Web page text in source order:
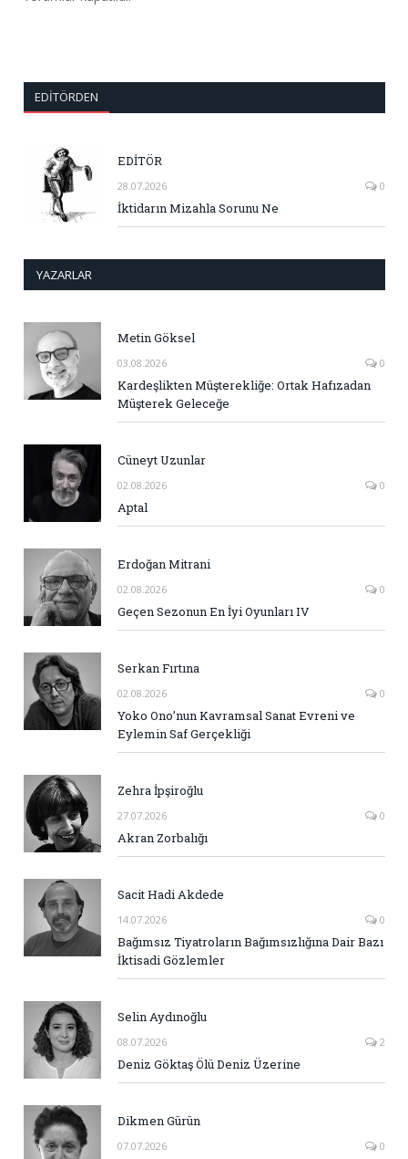
EDITÖRDEN
EDİTÖR
28.07.2026 0
İktidarın Mizahla Sorunu Ne
YAZARLAR
Metin Göksel
03.08.2026 0
Kardeşlikten Müşterekliğe: Ortak Hafızadan
Müşterek Geleceğe
Cüneyt Uzunlar
02.08.2026 0
Aptal
Erdoğan Mitrani
02.08.2026 0
Geçen Sezonun En İyi Oyunları IV
Serkan Fırtına
02.08.2026 0
Yoko Ono’nun Kavramsal Sanat Evreni ve
Eylemin Saf Gerçekliği
Zehra İpşiroğlu
27.07.2026 0
Akran Zorbalığı
Sacit Hadi Akdede
14.07.2026 0
Bağımsız Tiyatroların Bağımsızlığına Dair Bazı
İktisadi Gözlemler
Selin Aydınoğlu
08.07.2026 2
Deniz Göktaş Ölü Deniz Üzerine
Dikmen Gürün
07.07.2026 0